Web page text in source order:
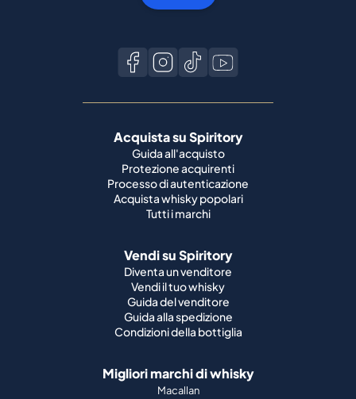
Acquista su Spiritory
Guida all'acquisto
Protezione acquirenti
Processo di autenticazione
Acquista whisky popolari
Tutti i marchi
Vendi su Spiritory
Diventa un venditore
Vendi il tuo whisky
Guida del venditore
Guida alla spedizione
Condizioni della bottiglia
Migliori marchi di whisky
Macallan